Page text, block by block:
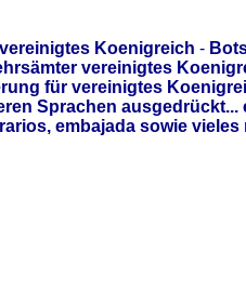
Koenigreich -
vereinigtes
für vereinigtes
Sprachen
embajada sowie vieles